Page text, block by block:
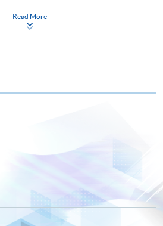
述支付方式之外，如就讀學歷頒
身份證明文件副本、家長同意書
議使用郵遞報名。
全使用、資訊準確、資訊適合
銀行或獨立商戶因為付款的網關
資訊傳送的失誤、延誤、中
忽、錯誤、誤差或遺漏；（3）
付款時出現的故障、失靈、或
款的網關引起或與付款的網關相
權進入、資料傳送的改動、任
Read More